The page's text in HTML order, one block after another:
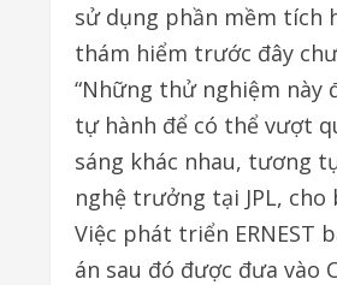
sử dụng phần mềm tích
thám hiểm trước đây
“Những thử nghiệm này
tự hành để có thể vượt
sáng khác nhau, tương
nghệ trưởng tại JPL, cho
Việc phát triển ERNEST
án sau đó được đưa vào